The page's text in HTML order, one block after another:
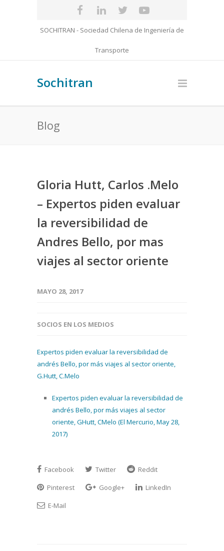
SOCHITRAN - Sociedad Chilena de Ingeniería de
Transporte
Sochitran
Blog
Gloria Hutt, Carlos .Melo
– Expertos piden evaluar
la reversibilidad de
Andres Bello, por mas
viajes al sector oriente
MAYO 28, 2017
SOCIOS EN LOS MEDIOS
Expertos piden evaluar la reversibilidad de
andrés Bello, por más viajes al sector oriente,
G.Hutt, C.Melo
Expertos piden evaluar la reversibilidad de
andrés Bello, por más viajes al sector
oriente, GHutt, CMelo (El Mercurio, May 28,
2017)
Facebook Twitter
Reddit
Pinterest
Google+
LinkedIn
E-Mail